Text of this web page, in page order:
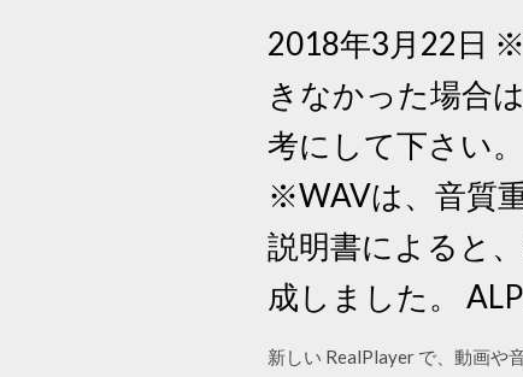
2018年3月22日
きなかった場合
考にして下さい
※WAVは、音質
説明書によると
成しました。
新しい RealPlayer で、動画や